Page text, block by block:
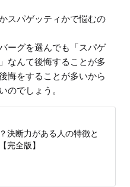
スパゲッティかで悩むの
ーグを選んでも「スパゲ
なんて後悔することが多
悔をすることが多いから
のでしょう。
決断力がある人の特徴と
完全版】